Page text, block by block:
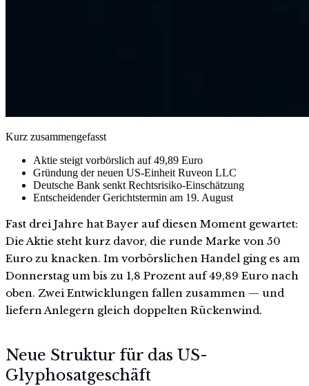
Kurz zusammengefasst
Aktie steigt vorbörslich auf 49,89 Euro
Gründung der neuen US-Einheit Ruveon LLC
Deutsche Bank senkt Rechtsrisiko-Einschätzung
Entscheidender Gerichtstermin am 19. August
Fast drei Jahre hat Bayer auf diesen Moment gewartet:
Die Aktie steht kurz davor, die runde Marke von 50
Euro zu knacken. Im vorbörslichen Handel ging es am
Donnerstag um bis zu 1,8 Prozent auf 49,89 Euro nach
oben. Zwei Entwicklungen fallen zusammen — und
liefern Anlegern gleich doppelten Rückenwind.
Neue Struktur für das US-
Glyphosatgeschäft